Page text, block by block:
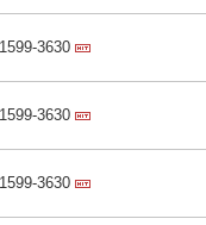
3630
3630
3630